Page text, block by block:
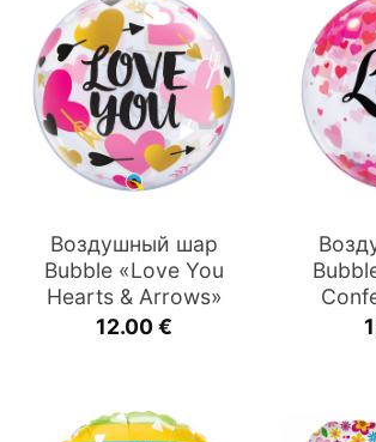
Воздушный шар
Bubble «Love You
Hearts & Arrows»
12.00€